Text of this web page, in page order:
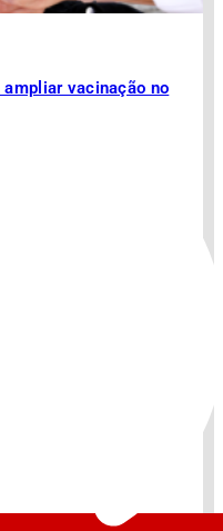
vacinação no